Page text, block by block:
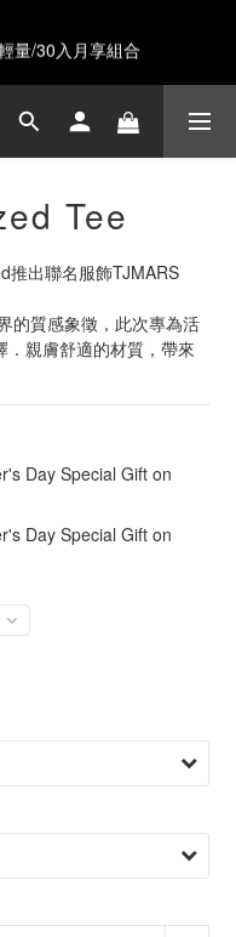
你超級力量 ❤️
量/30入月享組合
】現享88折！點我
你超級力量 ❤️
Tee
推出聯名服飾TJMARS
的質感象徵，此次專為活
親膚舒適的材質，帶來
Day Special Gift on
Day Special Gift on